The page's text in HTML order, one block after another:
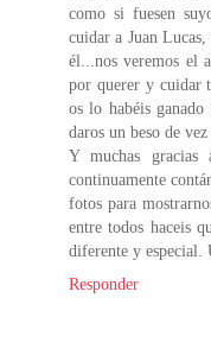
como si fuesen
cuidar a Juan
él...nos veremos el
por querer y cuidar
os lo habéis
daros un beso de vez
Y muchas
continuamente
fotos para
entre todos haceis
diferente y especial.
Responder